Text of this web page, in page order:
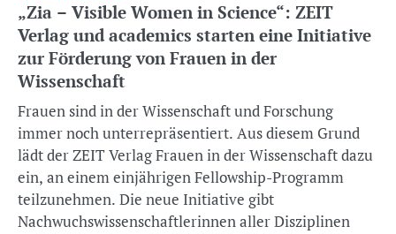
„Zia – Visible Women in Science“: ZEIT
Verlag und academics starten eine Initiative
zur Förderung von Frauen in der
Wissenschaft
Frauen sind in der Wissenschaft und Forschung
immer noch unterrepräsentiert. Aus diesem Grund
lädt der ZEIT Verlag Frauen in der Wissenschaft dazu
ein, an einem einjährigen Fellowship-Programm
teilzunehmen. Die neue Initiative gibt
Nachwuchswissenschaftlerinnen aller Disziplinen